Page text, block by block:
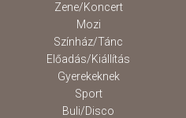
Zene/Koncert
Mozi
Színház/Tánc
Előadás/Kiállítás
Gyerekeknek
Sport
Buli/Disco